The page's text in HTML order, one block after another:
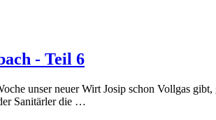
- Teil 6
unser neuer Wirt Josip schon Vollgas
Sanitärler die …